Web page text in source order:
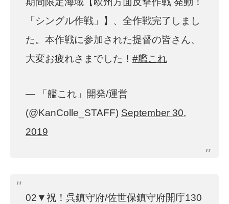
「シングル作戦」】、全作戦完了しまし
た。本作戦に参加された提督の皆さん、
大変お疲れさまでした！ #艦これ
— 「艦これ」開発/運営
(@KanColle_STAFF) September 30,
2019
02▼祝！呉鎮守府/佐世保鎮守府開庁130